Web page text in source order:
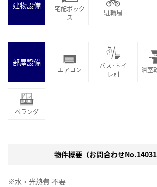
建物設備
宅配ボック
ス
駐輪場
部屋設備
エアコン
バス･トイ
レ別
浴室
ベランダ
物件概要（お問合わせ
※水・光熱費 不要